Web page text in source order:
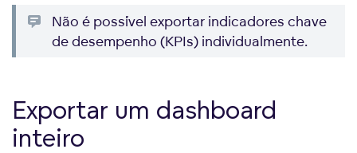
Não é possível exportar indicadores chave
de desempenho (KPIs) individualmente.
Exportar um dashboard
inteiro